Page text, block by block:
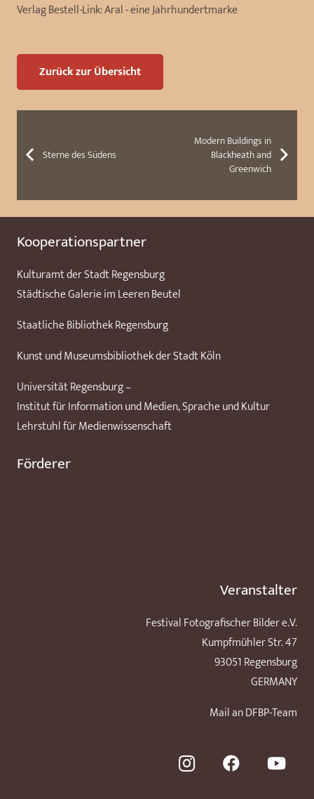
Verlag Bestell-Link:Aral - eine Jahrhundertmarke
Zurück zur Übersicht
Sterne des Südens
Modern Buildings in
Blackheath and
Greenwich
Kooperationspartner
Kulturamt der Stadt Regensburg
Städtische Galerie im Leeren Beutel
Staatliche Bibliothek Regensburg
Kunst und Museumsbibliothek der Stadt Köln
Universität Regensburg –
Institut für Information und Medien, Sprache und Kultur
Lehrstuhl für Medienwissenschaft
Förderer
Veranstalter
Festival Fotografischer Bilder e.V.
Kumpfmühler Str. 47
93051 Regensburg
GERMANY
Mail an DFBP-Team